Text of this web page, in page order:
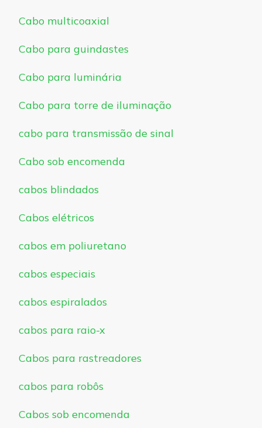
Cabo multicoaxial
Cabo para guindastes
Cabo para luminária
Cabo para torre de iluminação
cabo para transmissão de sinal
Cabo sob encomenda
cabos blindados
Cabos elétricos
cabos em poliuretano
cabos especiais
cabos espiralados
cabos para raio-x
Cabos para rastreadores
cabos para robôs
Cabos sob encomenda